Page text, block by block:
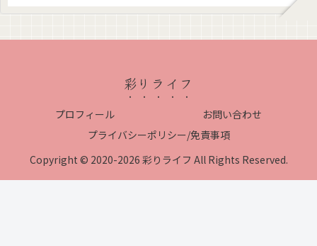
彩りライフ
プロフィール
お問い合わせ
プライバシーポリシー/免責事項
Copyright © 2020-2026 彩りライフ All Rights Reserved.